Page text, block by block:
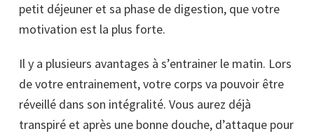
petit déjeuner et sa phase de digestion, que votre
motivation est la plus forte.
Il y a plusieurs avantages à s’entrainer le matin. Lors
de votre entrainement, votre corps va pouvoir être
réveillé dans son intégralité. Vous aurez déjà
transpiré et après une bonne douche, d’attaque pour